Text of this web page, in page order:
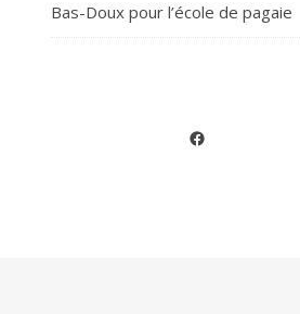
Bas-Doux pour l’école de pagaie
Facebook